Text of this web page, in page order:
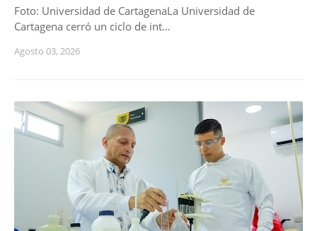
Foto: Universidad de CartagenaLa Universidad de
Cartagena cerró un ciclo de int…
Agosto 03, 2026